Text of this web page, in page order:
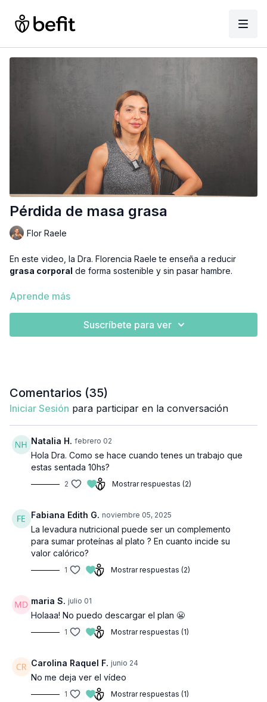
Pérdida de masa grasa
Flor Raele
En este video, la Dra. Florencia Raele te enseña a reducir
grasa corporal de forma sostenible y sin pasar hambre.
Vas a aprender a crear un
Te mostramos cómo armar platos conproteína alta
🛒 yporciones, e integrar este plan con tu
En la secciónMateriales vas a encontrar elmenú tipo
empezar hoy 🍽️ y lalista de compraspara que te resulte
simple llevarlo a la práctica 🧾.
Aprende más
Suscríbete para ver
Comentarios (35)
Iniciar Sesión para participar en la conversación
Natalia H. febrero 02
Hola Dra. Como se hace cuando tenes un trabajo que
estas sentada 10hs?
2 Mostrar respuestas (2)
Fabiana Edith G. noviembre 05, 2025
La levadura nutricional puede ser un complemento
para sumar proteínas al plato ? En cuanto incide su
valor calórico?
1 Mostrar respuestas (2)
maria S. julio 01
Holaaa! No puedo descargar el plan 😬
1 Mostrar respuestas (1)
Carolina Raquel F. junio 24
No me deja ver el vídeo
1 Mostrar respuestas (1)